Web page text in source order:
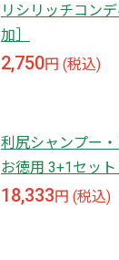
リシリッチコン
加］
2,750円 (税込)
利尻シャンプー
お徳用 3+1セット
18,333円 (税込)